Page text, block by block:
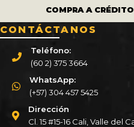
COMPRA A
CONTÁCTANOS
Teléfono:
(60 2) 375 3664
WhatsApp:
(+57) 304 457 5425
Dirección
Cl. 15 #15-16 Cali, Valle del